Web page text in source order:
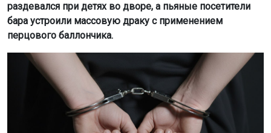
раздевался при детях во дворе, а пьяные посетители
бара устроили массовую драку с применением
перцового баллончика.